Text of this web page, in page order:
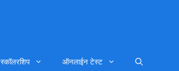
स्कॉलरशिप ऑनलाईन टेस्ट